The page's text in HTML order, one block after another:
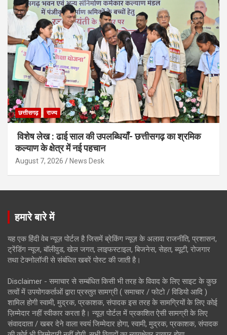
छत्तीसगढ़ राज्य
विशेष लेख : ढाई साल की उपलब्धियाँ- छत्तीसगढ़ का श्रमिक
कल्याण के क्षेत्र में नई पहचान
August 7, 2026 News Desk
हमारे बारे में
यह एक हिंदी वेब न्यूज़ पोर्टल है जिसमें ब्रेकिंग न्यूज़ के अलावा राजनीति, प्रशासन,
ट्रेंडिंग न्यूज, बॉलीवुड, खेल जगत, लाइफस्टाइल, बिजनेस, सेहत, ब्यूटी, रोजगार
तथा टेक्नोलॉजी से संबंधित खबरें पोस्ट की जाती है।
Disclaimer - समाचार से सम्बंधित किसी भी तरह के विवाद के लिए साइट के कुछ
तत्वों में उपयोगकर्ताओं द्वारा प्रस्तुत सामग्री ( समाचार / फोटो / विडियो आदि )
शामिल होगी स्वामी, मुद्रक, प्रकाशक, संपादक इस तरह के सामग्रियों के लिए कोई
ज़िम्मेदार नहीं स्वीकार करता है। न्यूज़ पोर्टल में प्रकाशित ऐसी सामग्री के लिए
संवाददाता / खबर देने वाला स्वयं जिम्मेदार होगा, स्वामी, मुद्रक, प्रकाशक, संपादक